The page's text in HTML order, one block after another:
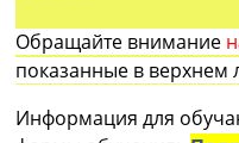
Обращайте внимание
показанные в верхнем
Информация для